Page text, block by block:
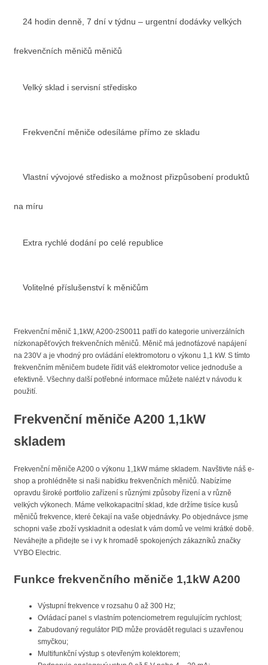
24 hodin denně, 7 dní v týdnu – urgentní dodávky velkých
frekvenčních měničů měničů
Velký sklad i servisní středisko
Frekvenční měniče odesíláme přímo ze skladu
Vlastní vývojové středisko a možnost přizpůsobení produktů
na míru
Extra rychlé dodání po celé republice
Volitelné příslušenství k měničům
Frekvenční měnič 1,1kW, A200-2S0011 patří do kategorie univerzálních
nízkonapěťových frekvenčních měničů. Měnič má jednofázové napájení
na 230V a je vhodný pro ovládání elektromotoru o výkonu 1,1 kW. S tímto
frekvenčním měničem budete řídit váš elektromotor velice jednoduše a
efektivně. Všechny další potřebné informace můžete nalézt v návodu k
použití.
Frekvenční měniče A200 1,1kW
skladem
Frekvenční měniče A200 o výkonu 1,1kW máme skladem. Navštivte náš e-
shop a prohlédněte si naši nabídku frekvenčních měničů. Nabízíme
opravdu široké portfolio zařízení s různými způsoby řízení a v různě
velkých výkonech. Máme velkokapacitní sklad, kde držíme tisíce kusů
měničů frekvence, které čekají na vaše objednávky. Po objednávce jsme
schopni vaše zboží vyskladnit a odeslat k vám domů ve velmi krátké době.
Neváhejte a přidejte se i vy k hromadě spokojených zákazníků značky
VYBO Electric.
Funkce frekvenčního měniče 1,1kW A200
Výstupní frekvence v rozsahu 0 až 300 Hz;
Ovládací panel s vlastním potenciometrem regulujícím rychlost;
Zabudovaný regulátor PID může provádět regulaci s uzavřenou
smyčkou;
Multifunkční výstup s otevřeným kolektorem;